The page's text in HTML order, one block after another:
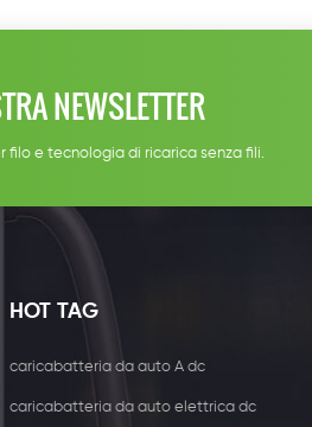
NEWSLETTER
filo e tecnologia di ricarica senza fili.
HOT TAG
caricabatteria da auto A dc
caricabatteria da auto elettrica dc